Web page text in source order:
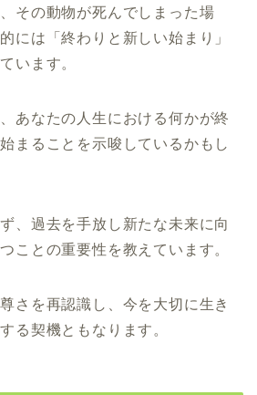
その動物が死んでしまった場
には「終わりと新しい始まり」
います。
あなたの人生における何かが終
まることを示唆しているかもし
、過去を手放し新たな未来に向
ことの重要性を教えています。
さを再認識し、今を大切に生き
る契機ともなります。